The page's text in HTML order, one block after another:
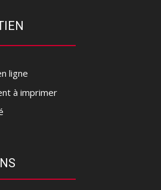
ligne
à imprimer